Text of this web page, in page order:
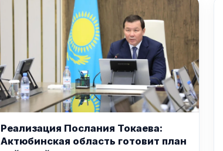
Реализация Послания Токаева:
Актюбинская область готовит план